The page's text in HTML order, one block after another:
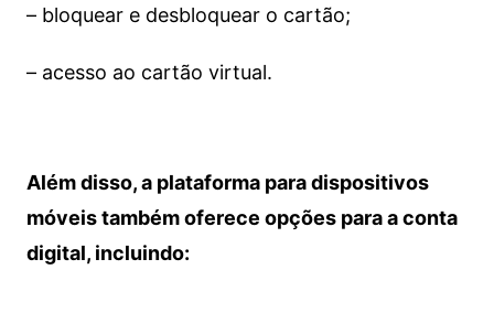
– bloquear e desbloquear o cartão;
– acesso ao cartão virtual.
Além disso, a plataforma para dispositivos
móveis também oferece opções para a conta
digital, incluindo: